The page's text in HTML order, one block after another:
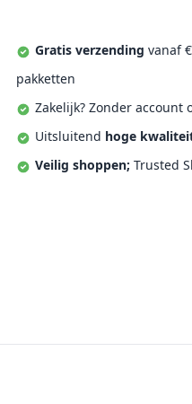
Gratis verzending vanaf
pakketten
Zakelijk? Zonder account
Uitsluitend hoge
Veilig shoppen; Trusted